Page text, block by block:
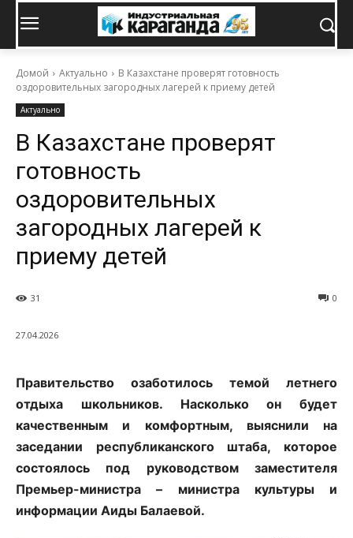
Домой Актуально
В Казахстане проверят готовность
оздоровительных загородных лагерей к приему детей
Актуально
В Казахстане проверят
готовность
оздоровительных
загородных лагерей к
приему детей
0
31
27.04.2026
Правительство озаботилось темой летнего
отдыха школьников. Насколько он будет
качественным и комфортным, выяснили на
заседании республиканского штаба, которое
состоялось под руководством заместителя
Премьер-министра – министра культуры и
информации Аиды Балаевой.